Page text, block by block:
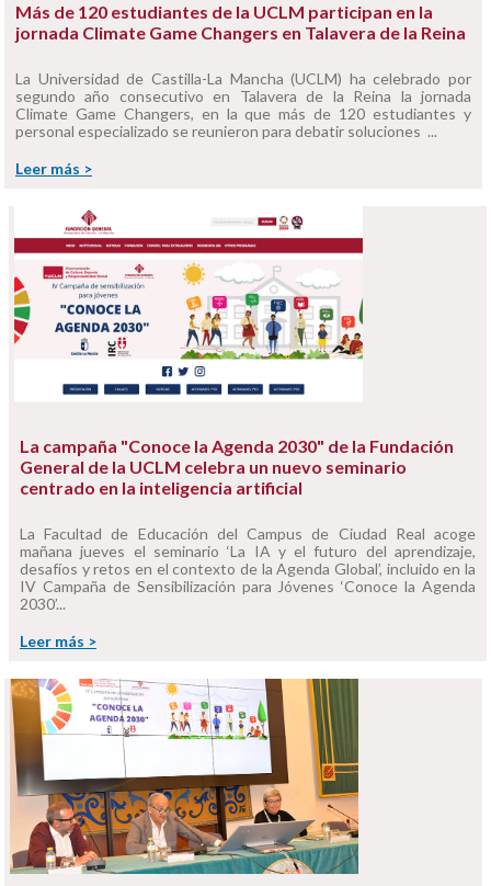
Más de 120 estudiantes de la UCLM participan en la
jornada Climate Game Changers en Talavera de la Reina
La Universidad de Castilla-La Mancha (UCLM) ha celebrado por
segundo año consecutivo en Talavera de la Reina la jornada
Climate Game Changers, en la que más de 120 estudiantes y
personal especializado se reunieron para debatir soluciones ...
Leer más >
La campaña "Conoce la Agenda 2030" de la Fundación
General de la UCLM celebra un nuevo seminario
centrado en la inteligencia artificial
La Facultad de Educación del Campus de Ciudad Real acoge
mañana jueves el seminario ‘La IA y el futuro del aprendizaje,
desafíos y retos en el contexto de la Agenda Global’, incluido en la
IV Campaña de Sensibilización para Jóvenes ‘Conoce la Agenda
2030’...
Leer más >